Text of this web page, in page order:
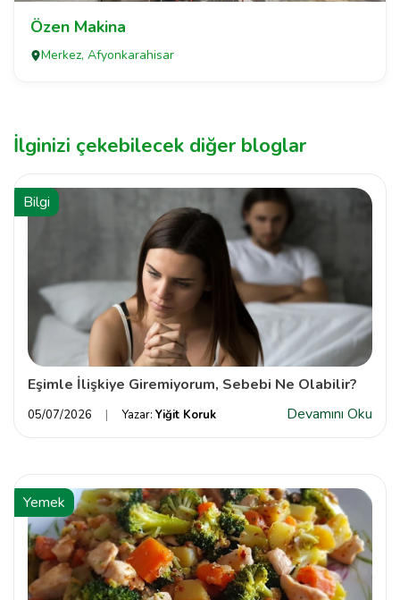
Özen Makina
Merkez, Afyonkarahisar
İlginizi çekebilecek diğer bloglar
Bilgi
Eşimle İlişkiye Giremiyorum, Sebebi Ne Olabilir?
05/07/2026 Yazar: Yiğit Koruk Devamını Oku
Yemek